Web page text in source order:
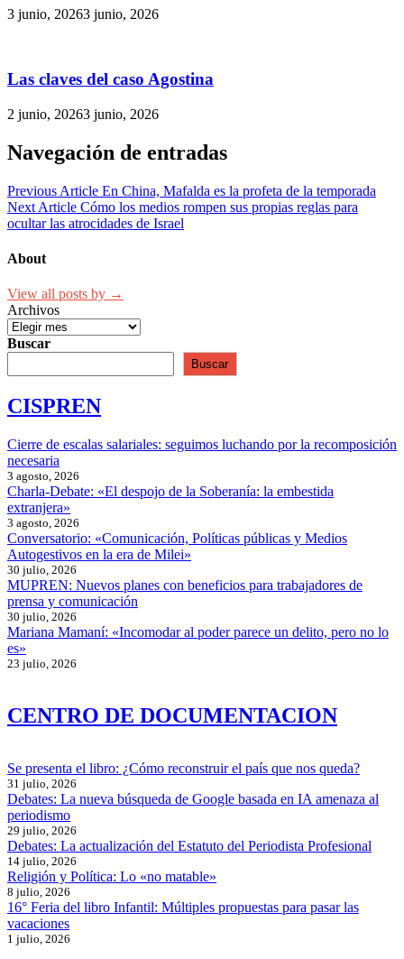
3 junio, 20263 junio, 2026
Las claves del caso Agostina
2 junio, 20263 junio, 2026
Navegación de entradas
Previous Article En China, Mafalda es la profeta de la temporada
Next Article Cómo los medios rompen sus propias reglas para
ocultar las atrocidades de Israel
About
View all posts by →
Archivos
Buscar
Buscar
CISPREN
Cierre de escalas salariales: seguimos luchando por la recomposición
necesaria
3 agosto, 2026
Charla-Debate: «El despojo de la Soberanía: la embestida
extranjera»
3 agosto, 2026
Conversatorio: «Comunicación, Políticas públicas y Medios
Autogestivos en la era de Milei»
30 julio, 2026
MUPREN: Nuevos planes con beneficios para trabajadores de
prensa y comunicación
30 julio, 2026
Mariana Mamaní: «Incomodar al poder parece un delito, pero no lo
es»
23 julio, 2026
CENTRO DE DOCUMENTACION
Se presenta el libro: ¿Cómo reconstruir el país que nos queda?
31 julio, 2026
Debates: La nueva búsqueda de Google basada en IA amenaza al
periodismo
29 julio, 2026
Debates: La actualización del Estatuto del Periodista Profesional
14 julio, 2026
Religión y Política: Lo «no matable»
8 julio, 2026
16° Feria del libro Infantil: Múltiples propuestas para pasar las
vacaciones
1 julio, 2026